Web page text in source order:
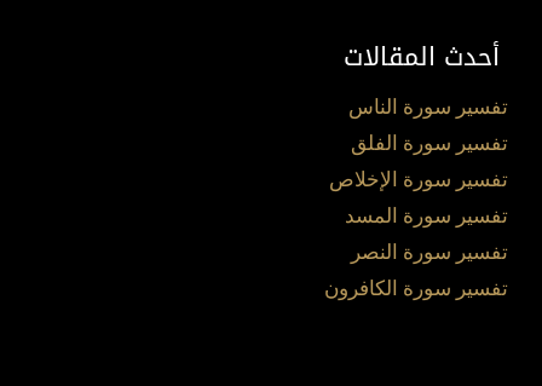
أحدث المقالات
تفسير سورة الناس
تفسير سورة الفلق
تفسير سورة الإخلاص
تفسير سورة المسد
تفسير سورة النصر
تفسير سورة الكافرون